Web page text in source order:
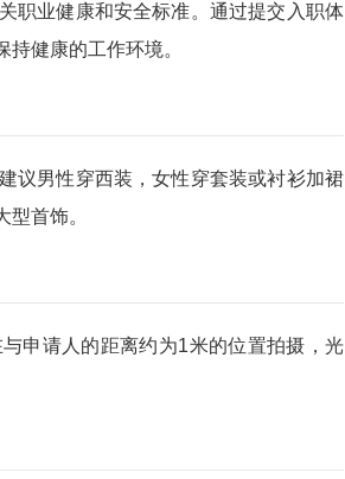
职业健康和安全标准。通过提交入职体
健康的工作环境。
议男性穿西装，女性穿套装或衬衫加裙
首饰。
申请人的距离约为1米的位置拍摄，光